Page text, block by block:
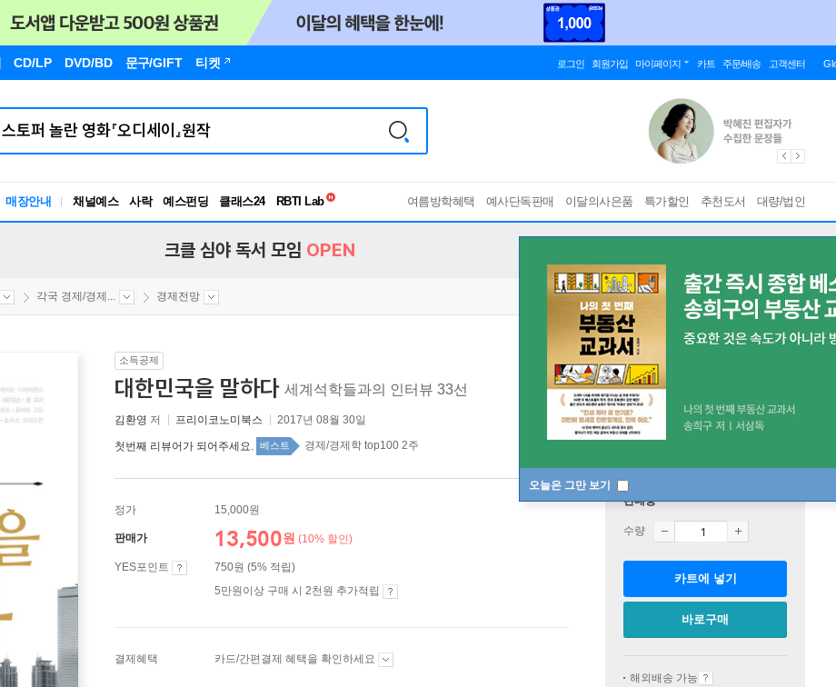
CD/LP DVD/BD 문구/GIFT 티켓 로그인 회원가입 마이페이지 카트 주문/배송 고객센터
매장안내 채널예스 사락 예스펀딩 클래스24
독서유형검사
여름방학혜택 예사단독판매 이달의사은품 특가할인 추천도서 대량/법인
오늘은 그만 보기
크클 심야 독서 모임 OPEN
각국 경제/경제... 경제전망
소득공제
대한민국을 말하다 세계석학들과의 인터뷰 33선
김환영 저 프리이코노미북스 2017년 08월 30일
첫번째 리뷰어가 되어주세요. 베스트 경제/경제학 top100 2주
정가 15,000원
판매가 13,500원 (10% 할인)
YES포인트
750원 (5% 적립)
5만원이상 구매 시 2천원 추가적립
결제혜택 카드/간편결제 혜택을 확인하세요
판매중
수량
카트에 넣기
바로구매
해외배송 가능